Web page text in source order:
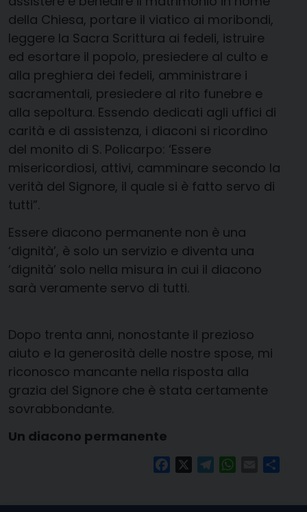
della Chiesa, portare il viatico ai moribondi,
leggere la Sacra Scrittura ai fedeli, istruire
ed esortare il popolo, presiedere al culto e
alla preghiera dei fedeli, amministrare i
sacramentali, presiedere al rito funebre e
alla sepoltura. Essendo dedicati agli uffici di
carità e di assistenza, i diaconi si ricordino
del monito di S. Policarpo: ‘Essere
misericordiosi, attivi, camminare secondo la
verità del Signore, il quale si è fatto servo di
tutti”.
Essere diacono permanente non è una
‘dignità’, è solo un servizio e diventa una
‘dignità’ solo nella misura in cui il diacono
sarà veramente servo di tutti.
Dopo trenta anni, nonostante il prezioso
aiuto e la generosità delle nostre spose, mi
riconosco mancante nella risposta alla
grazia del Signore che è stata certamente
sovrabbondante.
Un diacono permanente
FacebookTelegramWhatsApp
Email